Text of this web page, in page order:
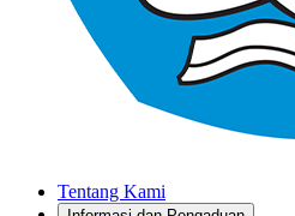
Tentang Kami